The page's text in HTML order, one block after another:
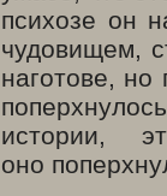
психозе он
чудовищем,
наготове,
истории,
оно